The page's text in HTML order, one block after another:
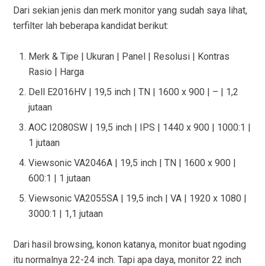
Dari sekian jenis dan merk monitor yang sudah saya lihat,
terfilter lah beberapa kandidat berikut:
Merk & Tipe | Ukuran | Panel | Resolusi | Kontras
Rasio | Harga
Dell E2016HV | 19,5 inch | TN | 1600 x 900 | – | 1,2
jutaan
AOC I2080SW | 19,5 inch | IPS | 1440 x 900 | 1000:1 |
1 jutaan
Viewsonic VA2046A | 19,5 inch | TN | 1600 x 900 |
600:1 | 1 jutaan
Viewsonic VA2055SA | 19,5 inch | VA | 1920 x 1080 |
3000:1 | 1,1 jutaan
Dari hasil browsing, konon katanya, monitor buat ngoding
itu normalnya 22-24 inch. Tapi apa daya, monitor 22 inch